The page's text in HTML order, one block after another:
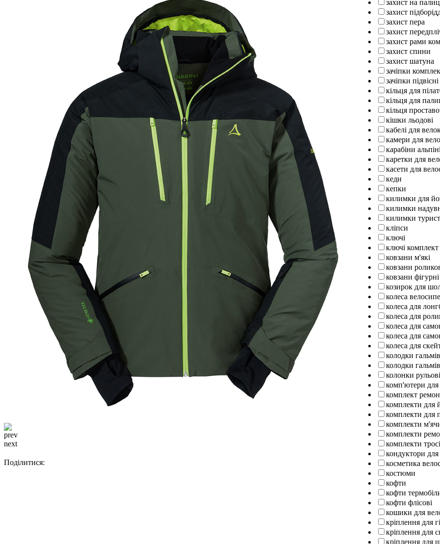
захист на
захист
захист пера
захист
захист рами
захист спини
захист шатуна
зачіпки
зачіпки підвісні
кільця для
кільця для
кільця
кішки льодові
кабелі для
камери для
карабіни
каретки для
касети для
кеди
кепки
килимки для
килимки
килимки
кліпси
ключі
ключі
ковзани м'які
ковзани
ковзани фігурні
козирок для
колеса
колеса для
колеса для
колеса для
колеса для
колеса для
колодки
колодки
колонки
комп'ютери для
комплект
комплекти для
комплекти для
комплекти
комплекти
комплекти
кондуктори
косметика
костюми
кофти
кофти
кофти флісові
кошики для
кріплення для
кріплення для
кріплення для
prev
next
Поділитися: